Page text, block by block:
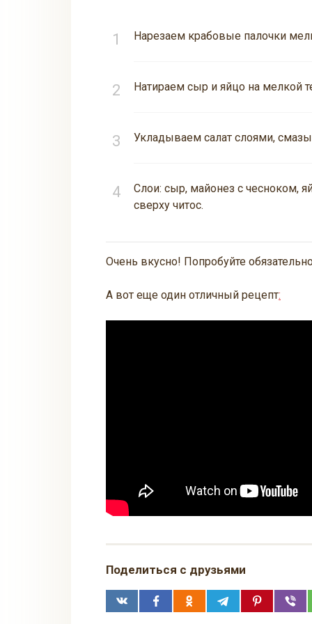
Нарезаем крабовые палочки
Натираем сыр и яйцо на мелкой
Укладываем салат слоями,
Слои: сыр, майонез с чесноком,
сверху читoс.
Очень вкусно! Попробуйте
А вот еще один отличный рецепт:
Поделиться с друзьями